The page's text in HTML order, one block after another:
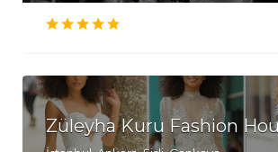
Züleyha Kuru Fashion